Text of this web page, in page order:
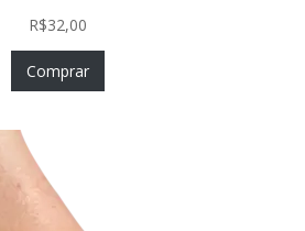
R$32,00
Comprar